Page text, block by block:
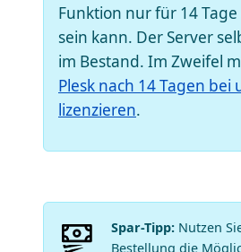
Funktion nur für 14
sein kann. Der Server
im Bestand. Im Zweifel
Plesk nach 14 Tagen bei
lizenzieren.
Spar-Tipp: Nutzen
Bestellung die